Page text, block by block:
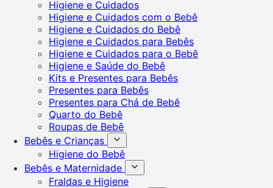
Higiene e Cuidados
Higiene e Cuidados com o Bebê
Higiene e Cuidados do Bebê
Higiene e Cuidados para Bebês
Higiene e Cuidados para o Bebê
Higiene e Saúde do Bebê
Kits e Presentes para Bebês
Presentes para Bebês
Presentes para Chá de Bebê
Quarto do Bebê
Roupas de Bebê
Bebês e Crianças
Higiene do Bebê
Bebês e Maternidade
Fraldas e Higiene